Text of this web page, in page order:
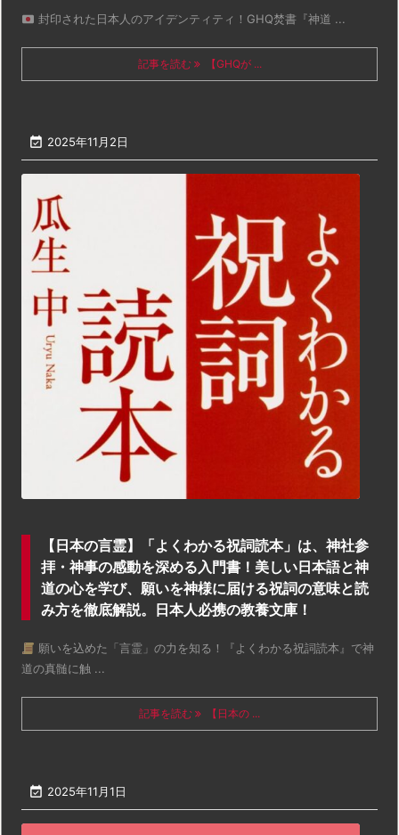
封印された日本人のアイデンティティ！GHQ焚書『神道 ...
記事を読む 【GHQが ...
 2025年11月2日
【日本の言霊】「よくわかる祝詞読本」は、神社参
拝・神事の感動を深める入門書！美しい日本語と神
道の心を学び、願いを神様に届ける祝詞の意味と読
み方を徹底解説。日本人必携の教養文庫！
願いを込めた「言霊」の力を知る！『よくわかる祝詞読本』で神
道の真髄に触 ...
記事を読む 【日本の ...
 2025年11月1日